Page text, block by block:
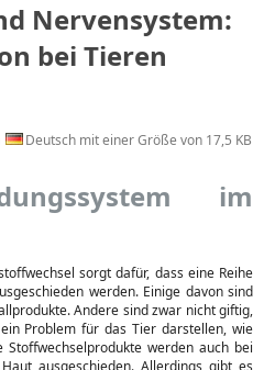
Nervensystem:
bei Tieren
Deutsch mit einer Größe von 17,5 KB
im
sorgt dafür, dass eine Reihe
werden. Einige davon sind
Andere sind zwar nicht giftig,
Problem für das Tier darstellen, wie
werden auch bei
ausgeschieden. Allerdings gibt es